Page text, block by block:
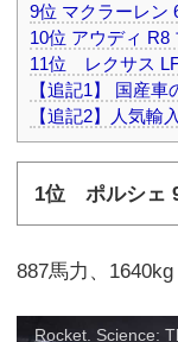
9位 マクラーレン
10位 アウディ R8
11位 レクサス
【追記1】 国産
【追記2】人気輸
1位 ポルシェ
887馬力、1640kg
Rocket. Science: